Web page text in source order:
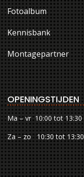
Fotoalbum
Kennisbank
Montagepartner
OPENINGSTIJDEN
Ma – vr 10:00 tot 13:30
Za – zo 10:30 tot 13:30